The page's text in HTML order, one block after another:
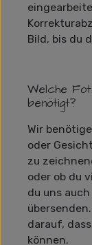
Bild, bis du
Welche
benötigt?
Wir
oder
zu
oder ob du
du uns
darauf,
können.